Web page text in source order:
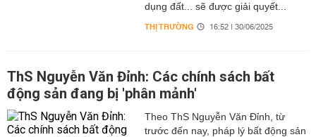
dụng đất... sẽ được giải quyết...
THỊ TRƯỜNG 16:52 | 30/06/2025
ThS Nguyễn Văn Đỉnh: Các chính sách bất
động sản đang bị 'phân mảnh'
Theo ThS Nguyễn Văn Đỉnh, từ
trước đến nay, pháp lý bất động sản